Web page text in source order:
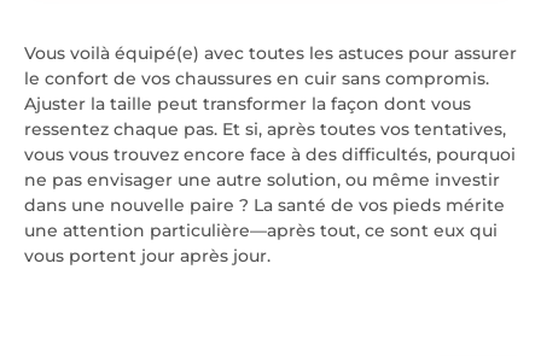
Vous voilà équipé(e) avec toutes les astuces pour assurer
le confort de vos chaussures en cuir sans compromis.
Ajuster la taille peut transformer la façon dont vous
ressentez chaque pas. Et si, après toutes vos tentatives,
vous vous trouvez encore face à des difficultés, pourquoi
ne pas envisager une autre solution, ou même investir
dans une nouvelle paire ? La santé de vos pieds mérite
une attention particulière—après tout, ce sont eux qui
vous portent jour après jour.